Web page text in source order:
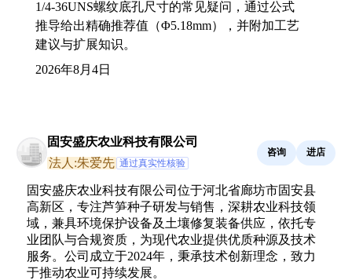
1/4-36UNS螺纹底孔尺寸的常见疑问，通过公式
推导给出精确推荐值（Φ5.18mm），并附加工艺
建议与扩展知识。
2026年8月4日
固安盛庆农业科技有限公司
法人:朱爱先 通过真实性核验
咨询 进店
固安盛庆农业科技有限公司位于河北省廊坊市固安县
高新区，专注芦笋种子研发与销售，深耕农业科技领
域，兼具环境保护设备及土壤修复装备供应，依托专
业团队与合规资质，为现代农业提供优质种源及技术
服务。公司成立于2024年，秉承技术创新理念，致力
于推动农业可持续发展。